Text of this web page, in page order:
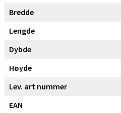
Bredde
Lengde
Dybde
Høyde
Lev. art nummer
EAN